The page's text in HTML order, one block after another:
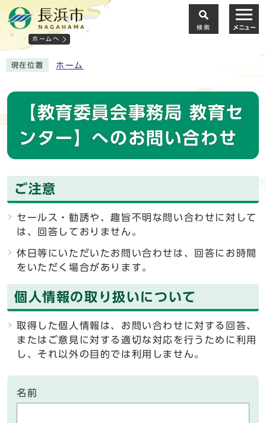
ホームへ
検索 メニュー
現在位置 ホーム
【教育委員会事務局 教育セ
ンター】へのお問い合わせ
ご注意
セールス・勧誘や、趣旨不明な問い合わせに対して
は、回答しておりません。
休日等にいただいたお問い合わせは、回答にお時間
をいただく場合があります。
個人情報の取り扱いについて
取得した個人情報は、お問い合わせに対する回答、
またはご意見に対する適切な対応を行うために利用
し、それ以外の目的では利用しません。
名前